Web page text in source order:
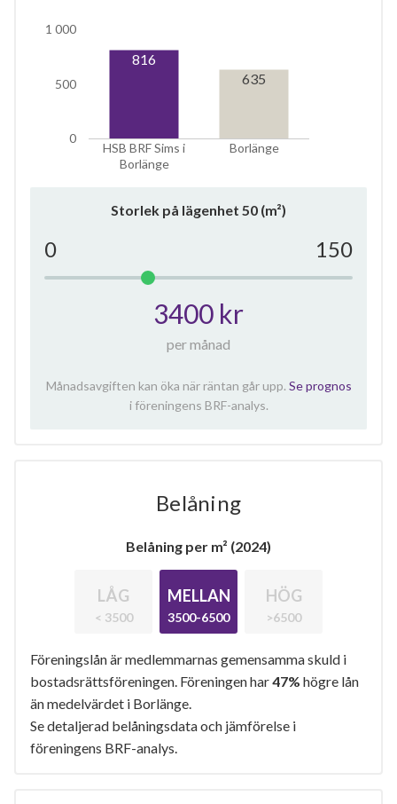
HSB BRF Sims i
Borlänge
Borlänge
0
500
1 000
816
635
Storlek på lägenhet 50 (m²)
0 150
3400 kr
per månad
Månadsavgiften kan öka när räntan går upp. Se prognos
i föreningens BRF-analys.
Belåning
Belåning per m² (2024)
LÅG
< 3500
MELLAN
3500-6500
HÖG
>6500
Föreningslån är medlemmarnas gemensamma skuld i
bostadsrättsföreningen. Föreningen har47% högre lån
än medelvärdet i Borlänge.
Se detaljerad belåningsdata och jämförelse i
föreningens BRF-analys.